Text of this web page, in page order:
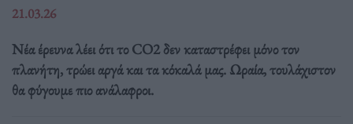
21.03.26
Νέα έρευνα λέει ότι το CO2 δεν καταστρέφει μόνο τον
πλανήτη, τρώει αργά και τα κόκαλά μας. Ωραία, τουλάχιστον
θα φύγουμε πιο ανάλαφροι.